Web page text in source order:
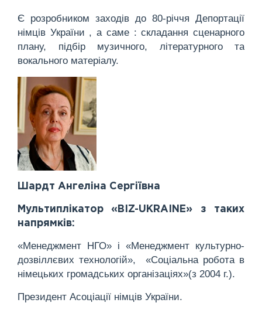
Є розробником заходів до 80-річчя Депортації
німців України , а саме : складання сценарного
плану, підбір музичного, літературного та
вокального матеріалу.
Шардт Ангеліна Сергіївна
Мультиплікатор «BIZ-UKRAINE» з таких
напрямків:
«Менеджмент НГО» і «Менеджмент культурно-
дозвіллєвих технологій», «Соціальна робота в
німецьких громадських організаціях»(з 2004 г.).
Президент Асоціації німців України.